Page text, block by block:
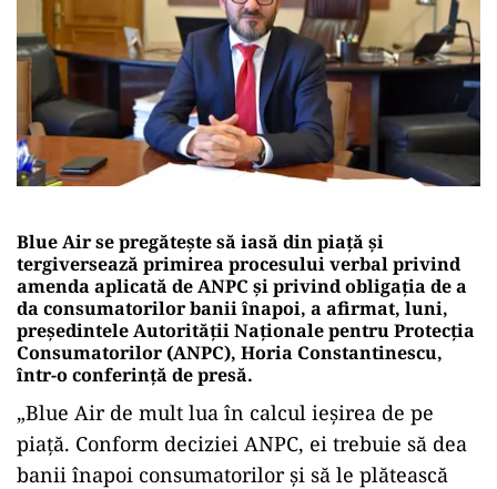
Blue Air se pregăteşte să iasă din piaţă şi
tergiversează primirea procesului verbal privind
amenda aplicată de ANPC şi privind obligaţia de a
da consumatorilor banii înapoi, a afirmat, luni,
preşedintele Autorităţii Naţionale pentru Protecţia
Consumatorilor (ANPC), Horia Constantinescu,
într-o conferinţă de presă.
„Blue Air de mult lua în calcul ieşirea de pe
piaţă. Conform deciziei ANPC, ei trebuie să dea
banii înapoi consumatorilor şi să le plătească